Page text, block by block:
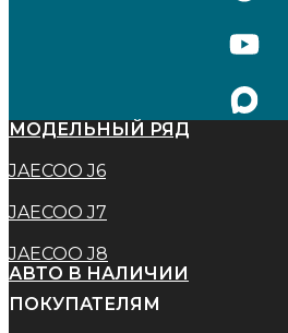
МОДЕЛЬНЫЙ РЯД
JAECOO J6
JAECOO J7
JAECOO J8
АВТО В НАЛИЧИИ
ПОКУПАТЕЛЯМ